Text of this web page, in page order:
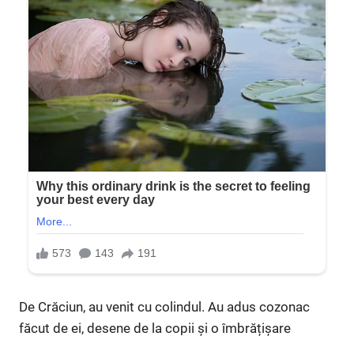
De Crăciun, au venit cu colindul. Au adus cozonac
făcut de ei, desene de la copii și o îmbrățișare